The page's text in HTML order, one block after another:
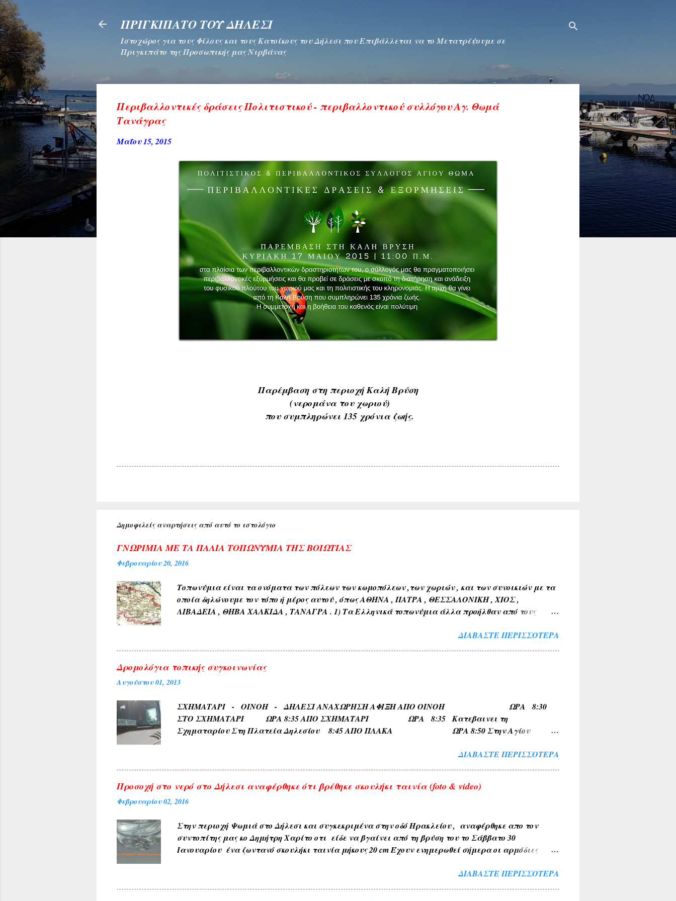
ΠΡΙΓΚΙΠΑΤΟ ΤΟΥ ΔΗΛΕΣΙ
Ιστοχώρος για τους Φίλους και τους Κατοίκους του Δήλεσι που Επιβάλλεται να το Μετατρέψουμε σε
Πριγκιπάτο της Προσωπικής μας Νιρβάνας
Περιβαλλοντικές δράσεις Πολιτιστικού - περιβαλλοντικού συλλόγου Αγ. Θωμά
Τανάγρας
Μαΐου 15, 2015
Παρέμβαση στη περιοχή Καλή Βρύση
(νερομάνα του χωριού)
που συμπληρώνει 135 χρόνια ζωής.
Δημοφιλείς αναρτήσεις από αυτό το ιστολόγιο
ΓΝΩΡΙΜΙΑ ΜΕ ΤΑ ΠΑΛΙΑ ΤΟΠΩΝΥΜΙΑ ΤΗΣ ΒΟΙΩΤΙΑΣ
Φεβρουαρίου 20, 2016
Τοπωνύμια είναι τα ονόματα των πόλεων των κωμοπόλεων ,των χωριών , και των συνοικιών με τα
οποία δηλώνουμε τον τόπο ή μέρος αυτού , όπως ΑΘΗΝΑ , ΠΑΤΡΑ , ΘΕΣΣΑΛΟΝΙΚΗ , ΧΙΟΣ ,
ΛΙΒΑΔΕΙΑ , ΘΗΒΑ ΧΑΛΚΙΔΑ , ΤΑΝΑΓΡΑ . 1) Τα Ελληνικά τοπωνύμια άλλα προήλθαν από τους
φύσεως και διαπλάσεως του εδάφους όπως ( ΚΑΜΠΟΣ , ΜΑΚΡΥΚΑΜΠΟΣ , ΒΑΘΥΛΑΚΟΣ ) . 3) Από το
ΓΛΥΚΟΝΕΡΙ , ΓΛΥΚΟΒΡΥΣΗ , ΚΡΥΑ ΒΡΥΣΗ ). 5) Εκ των φυομένων δένδρων και των εν γένει φυτών
και καρπών αυτών όπως δενδρώνυμα , φυτώνυμα , καρπώνυμα τοπωνύμια ( ΚΕΡΑΣΟΥΣ ,
ΜΟΝΟΔΕΝΔΡΙ ) . 6) Εκ των διαφόρων τόπων που συχνάζουν τα ζώα Ζωώνυμα τοπωνύμια όπως
(Αετοράχη , Αηδονοράχη , Αετοκούκουλο ) . 7) Εκ του ...
ΔΙΑΒΆΣΤΕ ΠΕΡΙΣΣΌΤΕΡΑ
Δρομολόγια τοπικής συγκοινωνίας
Αυγούστου 01, 2013
ΣΧΗΜΑΤΑΡΙ - ΟΙΝΟΗ - ΔΗΛΕΣΙ ΑΝΑΧΩΡΗΣΗ ΑΦΙΞΗ ΑΠΟ ΟΙΝΟΗ ΩΡΑ 8:30
ΣΤΟ ΣΧΗΜΑΤΑΡΙ ΩΡΑ 8:35 ΑΠΟ ΣΧΗΜΑΤΑΡΙ ΩΡΑ 8:35 Κατεβαινει τη
Σχηματαρίου Στη Πλατεία Δηλεσίου 8:45 ΑΠΟ ΠΛΑΚΑ ΩΡΑ 8:50 Στην Αγίου
ΔΙΑΒΆΣΤΕ ΠΕΡΙΣΣΌΤΕΡΑ
Προσοχή στο νερό στο Δήλεσι αναφέρθηκε ότι βρέθηκε σκουλήκι ταινία (foto & video)
Φεβρουαρίου 02, 2016
Στην περιοχή Ψωμιά στο Δήλεσι και συγκεκριμένα στην οδό Ηρακλείου , αναφέρθηκε απο τον
συντοπίτης μας κο Δημήτρη Χαρίτο οτι είδε να βγαίνει από τη βρύση του το Σάββατο 30
Ιανουαρίου ένα ζωντανό σκουλήκι ταινία μήκους 20 cm Έχουν ενημερωθεί σήμερα οι αρμόδιες
ανακοινώνεται με κάθε επιφύλαξη ώστε να είμαστε προσεκτικότεροι μέχρι την τελική διερεύνηση
ΔΙΑΒΆΣΤΕ ΠΕΡΙΣΣΌΤΕΡΑ